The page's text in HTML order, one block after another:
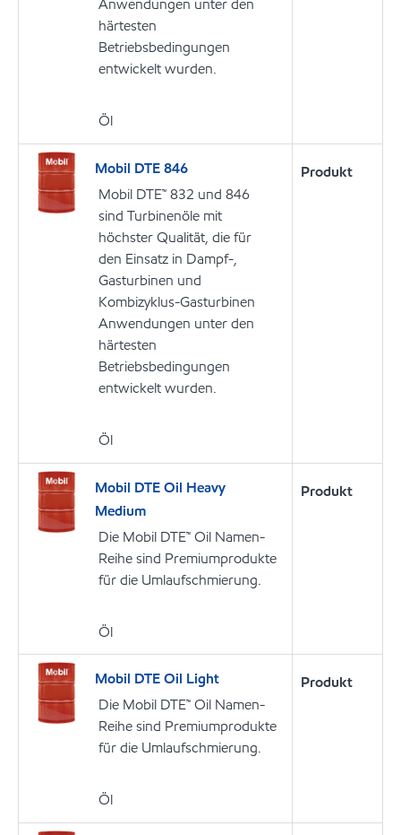
Anwendungen unter den
härtesten
Betriebsbedingungen
entwickelt wurden.
Öl
Mobil DTE 846
Mobil DTE™ 832 und 846
sind Turbinenöle mit
höchster Qualität, die für
den Einsatz in Dampf-,
Gasturbinen und
Kombizyklus-Gasturbinen
Anwendungen unter den
härtesten
Betriebsbedingungen
entwickelt wurden.
Öl
Produkt
Mobil DTE Oil Heavy
Medium
Die Mobil DTE™ Oil Namen-
Reihe sind Premiumprodukte
für die Umlaufschmierung.
Öl
Produkt
Mobil DTE Oil Light
Die Mobil DTE™ Oil Namen-
Reihe sind Premiumprodukte
für die Umlaufschmierung.
Öl
Produkt